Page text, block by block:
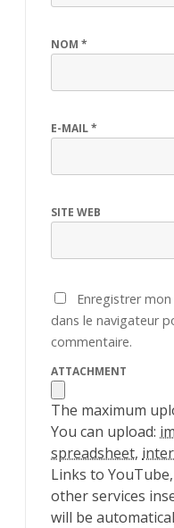
NOM *
E-MAIL*
SITE WEB
Enregistrer
dans le navigateur
commentaire.
ATTACHMENT
The maximum
You can upload:
spreadsheet,
Links to
other services
will be